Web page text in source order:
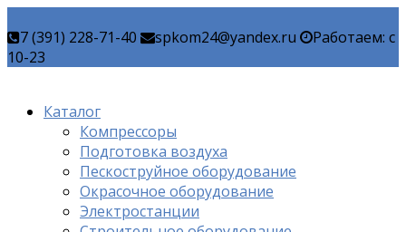
7 (391) 228-71-40 spkom24@yandex.ru
Работаем: c
10-23
Каталог
Компрессоры
Подготовка воздуха
Пескоструйное оборудование
Окрасочное оборудование
Электростанции